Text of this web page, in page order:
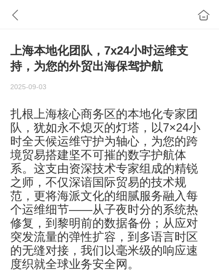
上海本地化团队，7x24小时运维支
持，为您的外贸出海保驾护航
2025-09-03
扎根上海核心商务区的本地化专家团
队，犹如永不熄灭的灯塔，以7×24小
时全天候运维守护为轴心，为您的跨
境贸易搭建坚不可摧的数字护航体
系。这支由资深技术专家组成的精锐
之师，不仅深谙国际贸易的技术规
范，更将海派文化的细腻服务融入每
个运维细节——从子夜时分的系统热
修复，到黎明前的数据备份；从应对
突发流量的弹性扩容，到多语言时区
的无缝对接，我们以毫米级的响应速
度织就全球业务安全网。